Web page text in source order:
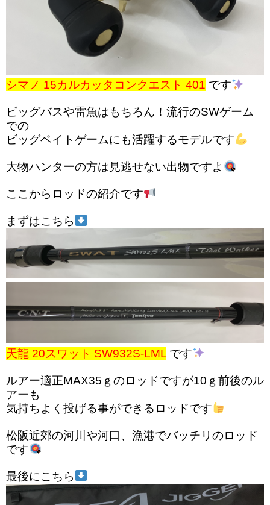
シマノ 15カルカッタコンクエスト 401 です
ビッグバスや雷魚はもちろん！流行のSWゲーム
での
ビッグベイトゲームにも活躍するモデルです
大物ハンターの方は見逃せない出物ですよ
ここからロッドの紹介です
まずはこちら
天龍 20スワット SW932S-LML です
ルアー適正MAX35ｇのロッドですが10ｇ前後のル
アーも
気持ちよく投げる事ができるロッドです
松阪近郊の河川や河口、漁港でバッチリのロッド
です
最後にこちら